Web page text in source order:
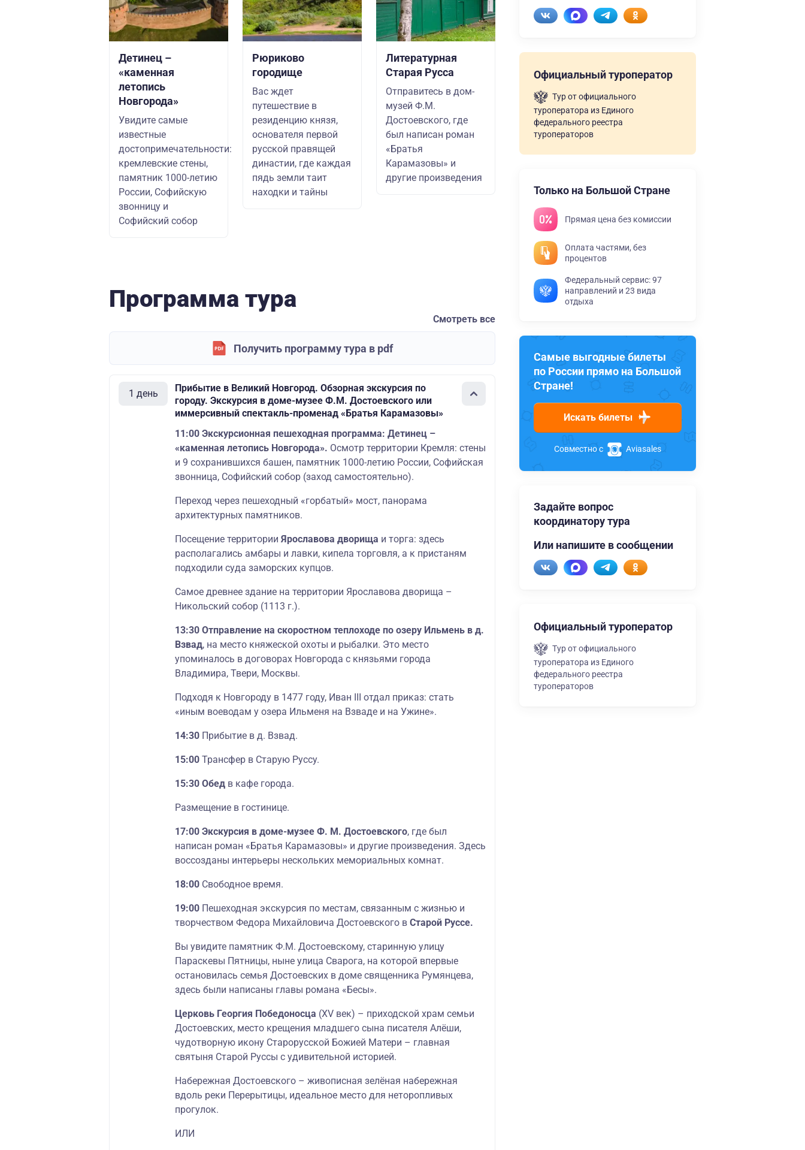
Детинец –
«каменная
летопись
Новгорода»
Увидите самые
известные
достопримечательности:
кремлевские стены,
памятник 1000-летию
России, Софийскую
звонницу и
Софийский собор
Рюриково
городище
Вас ждет
путешествие в
резиденцию князя,
основателя первой
русской правящей
династии, где каждая
пядь земли таит
находки и тайны
Литературная
Старая Русса
Отправитесь в дом-
музей Ф.М.
Достоевского, где
был написан роман
«Братья
Карамазовы» и
другие произведения
Программа тура
Смотреть все
Получить программу тура в pdf
1 день
Прибытие в Великий Новгород. Обзорная экскурсия по
городу. Экскурсия в доме-музее Ф.М. Достоевского или
иммерсивный спектакль-променад «Братья Карамазовы»
11:00 Экскурсионная пешеходная программа: Детинец –
«каменная летопись Новгорода». Осмотр территории Кремля: стены
и 9 сохранившихся башен, памятник 1000-летию России, Софийская
звонница, Софийский собор (заход самостоятельно).
Переход через пешеходный «горбатый» мост, панорама
архитектурных памятников.
Посещение территории Ярославова дворища и торга: здесь
располагались амбары и лавки, кипела торговля, а к пристаням
подходили суда заморских купцов.
Самое древнее здание на территории Ярославова дворища –
Никольский собор (1113 г.).
13:30 Отправление на скоростном теплоходе по озеру Ильмень в д.
Взвад, на место княжеской охоты и рыбалки. Это место
упоминалось в договорах Новгорода с князьями города
Владимира, Твери, Москвы.
Подходя к Новгороду в 1477 году, Иван III отдал приказ: стать
«иным воеводам у озера Ильменя на Взваде и на Ужине».
14:30 Прибытие в д. Взвад.
15:00 Трансфер в Старую Руссу.
15:30 Обед в кафе города.
Размещение в гостинице.
17:00 Экскурсия в доме-музее Ф. М. Достоевского, где был
написан роман «Братья Карамазовы» и другие произведения. Здесь
воссозданы интерьеры нескольких мемориальных комнат.
18:00 Свободное время.
19:00 Пешеходная экскурсия по местам, связанным с жизнью и
творчеством Федора Михайловича Достоевского в Старой Руссе.
Вы увидите памятник Ф.М. Достоевскому, старинную улицу
Параскевы Пятницы, ныне улица Сварога, на которой впервые
остановилась семья Достоевских в доме священника Румянцева,
здесь были написаны главы романа «Бесы».
Церковь Георгия Победоносца (XV век) – приходской храм семьи
Достоевских, место крещения младшего сына писателя Алёши,
чудотворную икону Старорусской Божией Матери – главная
святыня Старой Руссы с удивительной историей.
Набережная Достоевского – живописная зелёная набережная
вдоль реки Перерытицы, идеальное место для неторопливых
прогулок.
ИЛИ
Официальный туроператор
Тур от официального
туроператора из Единого
федерального реестра
туроператоров
Только на Большой Стране
Прямая цена без комиссии
Оплата частями, без
процентов
Федеральный сервис: 97
направлений и 23 вида
отдыха
Самые выгодные билеты
по России прямо на Большой
Стране!
Искать билеты
Совместно с Aviasales
Задайте вопрос
координатору тура
Или напишите в сообщении
Официальный туроператор
Тур от официального
туроператора из Единого
федерального реестра
туроператоров